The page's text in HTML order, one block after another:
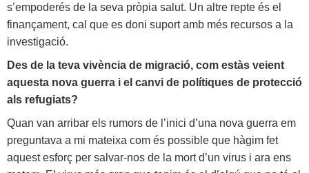
s’empoderés de la seva pròpia salut. Un altre repte és el
finançament, cal que es doni suport amb més recursos a la
investigació.
Des de la teva vivència de migració, com estàs veient
aquesta nova guerra i el canvi de polítiques de protecció
als refugiats?
Quan van arribar els rumors de l’inici d’una nova guerra em
preguntava a mi mateixa com és possible que hàgim fet
aquest esforç per salvar-nos de la mort d’un virus i ara ens